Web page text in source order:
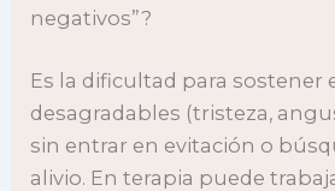
negativos”?
Es la dificultad para sostener
desagradables (tristeza,
sin entrar en evitación o
alivio. En terapia puede